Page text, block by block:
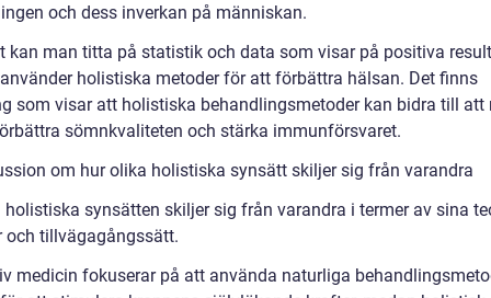
och dess inverkan på människan.
kan man titta på statistik och data som visar på positiva
holistiska metoder för att förbättra hälsan. Det finns
som visar att holistiska behandlingsmetoder kan bidra till att
sömnkvaliteten och stärka immunförsvaret.
om hur olika holistiska synsätt skiljer sig från varandra
holistiska synsätten skiljer sig från varandra i termer av sina
och tillvägagångssätt.
medicin fokuserar på att använda naturliga